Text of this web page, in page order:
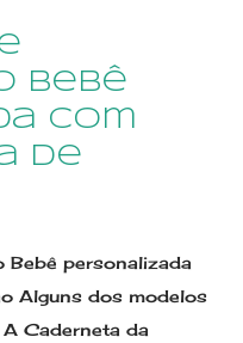
preparar nas
pode escolher
Bebê
com
de
Bebê personalizada
Alguns dos modelos
Caderneta da